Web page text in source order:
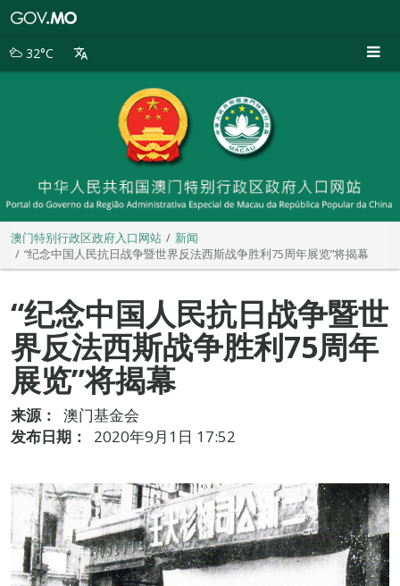
别
32°C
澳门特别行政区政府入口网站
新闻
“纪念中国人民抗日战争暨世界反法西斯战争胜利75周年展览”将揭幕
“纪念中国人民抗日战争暨世
界反法西斯战争胜利75周年
展览”将揭幕
来源：
澳门基金会
发布日期：
2020年9月1日 17:52